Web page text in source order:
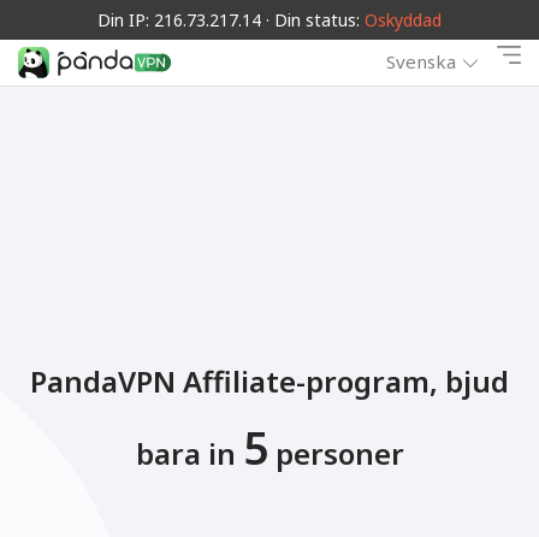
Din IP: 216.73.217.14 · Din status: Oskyddad
Svenska
PandaVPN Affiliate-program, bjud
bara in 5 personer